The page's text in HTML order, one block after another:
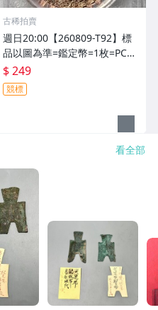
古稀拍賣
週日20:00【260809-T92】標
品以圖為準=鑑定幣=1枚=PCG
S PR70DCAM=2025年薩摩亞
倫敦風景精鑄20塞內銅幣
$ 249
競標
看全部